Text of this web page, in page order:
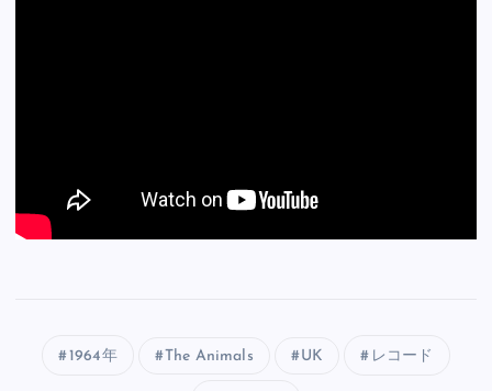
1964年 The Animals UK レコード